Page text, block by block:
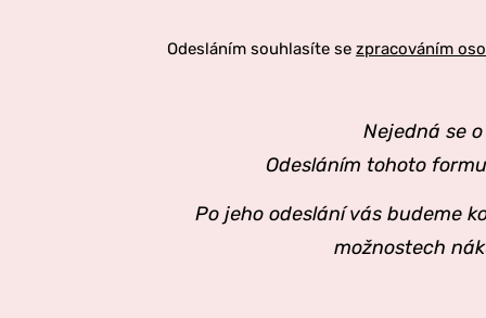
Nejedná se
Odesláním tohoto
Po jeho odeslání vás budeme
možnostech
Odesláním souhlasíte se zpracováním